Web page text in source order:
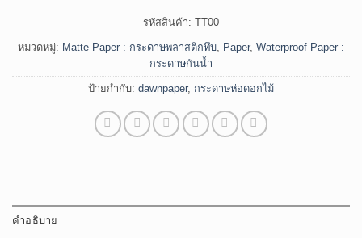
รหัสสินค้า: TT00
หมวดหมู่: Matte Paper : กระดาษพลาสติกทึบ Paper, Waterproof Paper :
กระดาษกันน้ำ
ป้ายกำกับ: dawnpaper, กระดาษห่อดอกไม้
คำอธิบาย